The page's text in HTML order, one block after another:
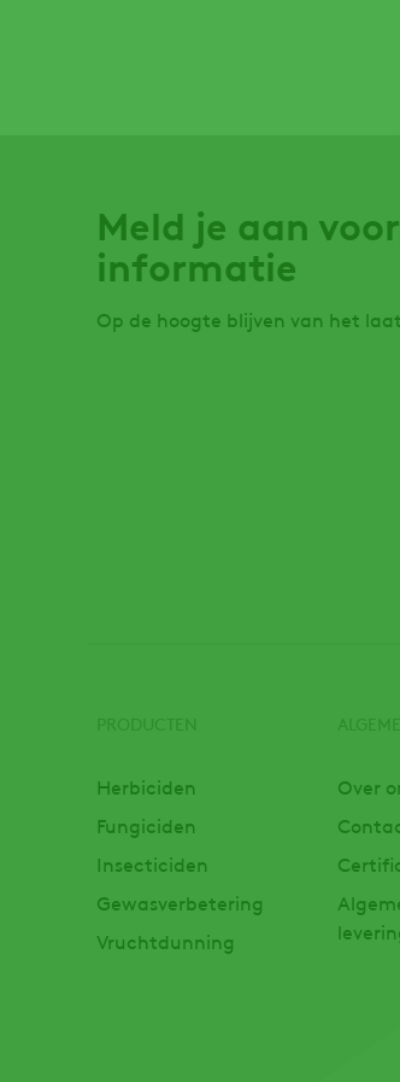
Meld je aan
informatie
Op de hoogte blijven van het
Herbiciden
Fungiciden
Insecticiden
Gewasverbetering
Vruchtdunning
Over